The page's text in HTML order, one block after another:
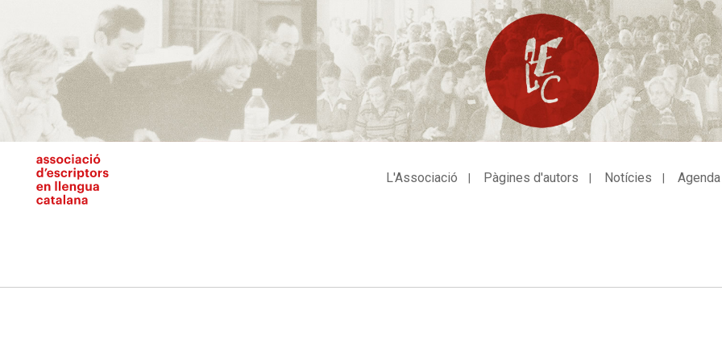
contingut
L'Associació Pàgines d'autors Notícies Agenda